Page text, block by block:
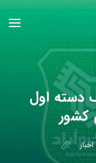
دسته اول
کشور
اخبار